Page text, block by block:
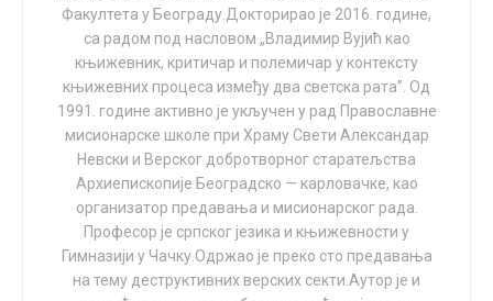
данас показало. Нажалост, већина данашњег
друштва и даље верује да је добро „пустити децу да
живе и истражују своју сексуалност“ у адолесценцији.
Колико само греше.
Можемо закључити да нам наука показује да је оно
што нам морал већ дуго говори заиста тачно:
сексуални односи адолесцената нису корисни за
оптимални развој људског бића. Родитељи, следећи
пут када вам тинејџери затраже да преспавају код
друга или другарице, или син пита да позове девојку
ПИСМО ЗАБРИНУТОГ РОДИТЕЉА
Пре неколико месеци, добио сам писмо од једног
забринутог оца, господина Бранимира, који је изнео
своја размишљања о пропасти којој смо, преблизу,
пришли: „Пише Вам један забринути родитељ, у жељи
да преко Вас или Ваших веза упозоримо и друге
родитеље на опасности које вребају њихов
подмладак у савременој поп култури, претежно
цртаним филмовима, и ако је могуће заједничким
напором пружимо одговор како се носити са сличним
Факултета у Београду.Докторирао је 2016. године,
cа радом под насловом „Владимир Вујић као
књижевник, критичар и полемичар у контексту
књижевних процеса између два светска рата”. Од
1991. године активно је укључен у рад Православне
мисионарске школе при Храму Свети Александар
Невски и Верског добротворног старатељства
Архиепископије Београдско — карловачке, као
организатор предавања и мисионарског рада.
Професор је српског језика и књижевности у
Гимназији у Чачку.Одржао је преко сто предавања
на тему деструктивних верских секти.Аутор је и